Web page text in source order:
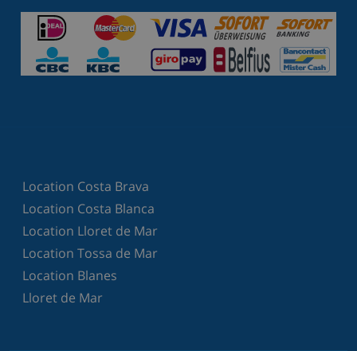
Location Costa Brava
Location Costa Blanca
Location Lloret de Mar
Location Tossa de Mar
Location Blanes
Lloret de Mar